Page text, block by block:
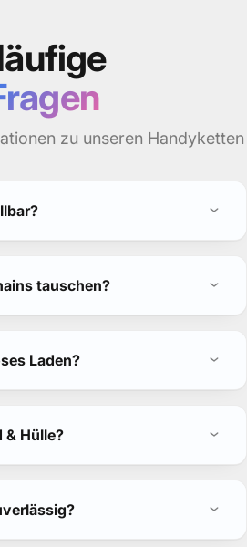
zu unseren Handyketten
tauschen?
Laden?
& Hülle?